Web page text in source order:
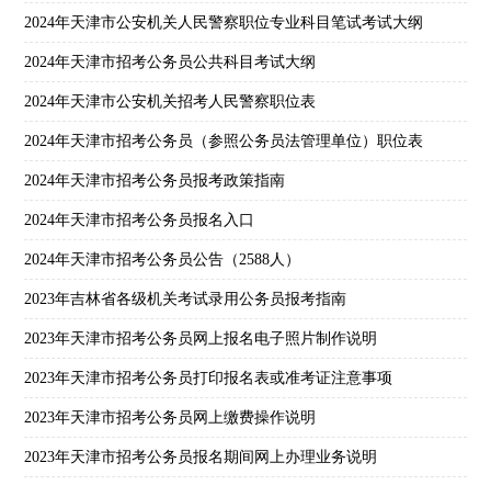
2024年天津市公安机关人民警察职位专业科目笔试考试大纲
2024年天津市招考公务员公共科目考试大纲
2024年天津市公安机关招考人民警察职位表
2024年天津市招考公务员（参照公务员法管理单位）职位表
2024年天津市招考公务员报考政策指南
2024年天津市招考公务员报名入口
2024年天津市招考公务员公告（2588人）
2023年吉林省各级机关考试录用公务员报考指南
2023年天津市招考公务员网上报名电子照片制作说明
2023年天津市招考公务员打印报名表或准考证注意事项
2023年天津市招考公务员网上缴费操作说明
2023年天津市招考公务员报名期间网上办理业务说明